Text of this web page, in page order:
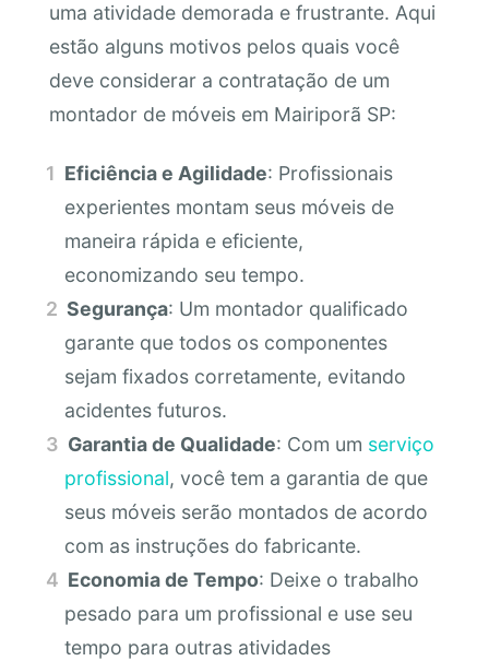
uma atividade demorada e frustrante. Aqui
estão alguns motivos pelos quais você
deve considerar a contratação de um
montador de móveis em Mairiporã SP:
Eficiência e Agilidade: Profissionais
experientes montam seus móveis de
maneira rápida e eficiente,
economizando seu tempo.
Segurança: Um montador qualificado
garante que todos os componentes
sejam fixados corretamente, evitando
acidentes futuros.
Garantia de Qualidade: Com um serviço
profissional, você tem a garantia de que
seus móveis serão montados de acordo
com as instruções do fabricante.
Economia de Tempo: Deixe o trabalho
pesado para um profissional e use seu
tempo para outras atividades